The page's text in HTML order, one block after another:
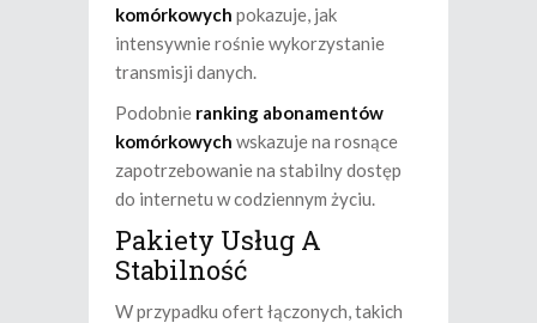
komórkowych pokazuje, jak
intensywnie rośnie wykorzystanie
transmisji danych.
Podobnie ranking abonamentów
komórkowych wskazuje na rosnące
zapotrzebowanie na stabilny dostęp
do internetu w codziennym życiu.
Pakiety Usług A
Stabilność
W przypadku ofert łączonych, takich